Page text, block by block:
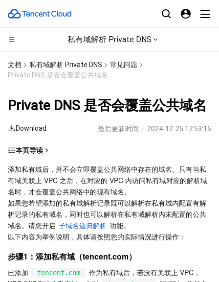
私有域解析 Private DNS
CDN与边缘平台
边缘安全加速平台 EO
内容分发网络 CDN
全站加速网络
DDoS 防护
安全加速 SCDN
多网聚合加速（腾讯云聚通）
计算
云服务器
轻量应用服务器
裸金属云服务器
GPU 云服务器
专用宿主机
弹性伸缩
自动化助手
边缘计算
边缘计算机器
高性能计算
批量计算
高性能计算集群
容器
容器服务
服务网格
容器镜像服务
云原生分布式云中心
分布式云
本地专用集群
边缘可用区
专属可用区
微服务
弹性微服务
注册配置治理
API 网关
Serverless
云函数
基础存储服务
对象存储
存储数据服务
文档 私有域解析 Private DNS
常见问题
Private DNS 是否会覆盖公共域名
Private DNS 是否会覆盖公共域名
Download 最后更新时间： 2024-12-25 17:53:15
本页导读
步骤2：添加解析记录
步骤3：关联 VPC 列表
添加私有域后，并不会立即覆盖公共网络中存在的域名。只有当私
有域关联上 VPC 之后，在对应的 VPC 内访问私有域对应的解析域
名时，才会覆盖公共网络中的现有域名。
如果您希望添加的私有域解析记录既可以解析在私有域内配置有解
析记录的私有域名，同时也可以解析在私有域解析内未配置的公共
域名。请您开启 子域名递归解析 功能。
以下内容为举例说明，具体请按照您的实际情况进行操作：
步骤1：添加私有域（tencent.com）
已添加 tencent.com
作为私有域后，若没有关联上 VPC，